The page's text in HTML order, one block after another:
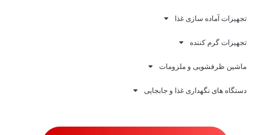
تجهیزات آماده سازی غذا
تجهیزات گرم کننده
ماشین ظرفشویی و ملزومات
دستگاه های نگهداری غذا و جابجایی